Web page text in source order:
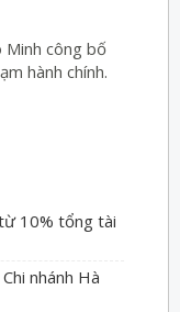
Minh công bố
hành chính.
10% tổng tài
nhánh Hà